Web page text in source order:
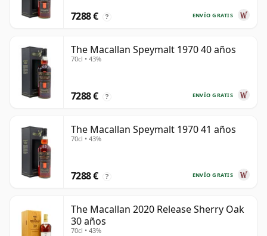
ENVÍO GRATIS
7288 € ?
The Macallan Speymalt 1970 40 años
70cl • 43%
ENVÍO GRATIS
7288 € ?
The Macallan Speymalt 1970 41 años
70cl • 43%
ENVÍO GRATIS
7288 € ?
The Macallan 2020 Release Sherry Oak
30 años
70cl • 43%